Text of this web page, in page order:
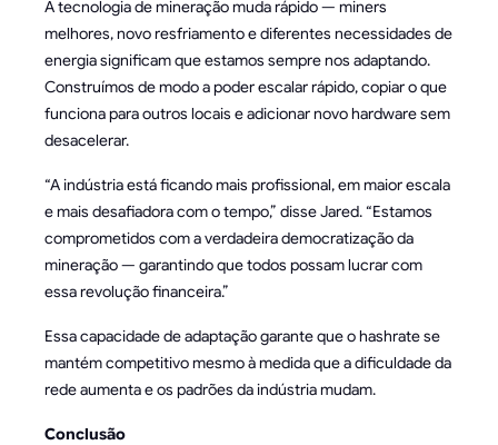
A tecnologia de mineração muda rápido — miners
melhores, novo resfriamento e diferentes necessidades de
energia significam que estamos sempre nos adaptando.
Construímos de modo a poder escalar rápido, copiar o que
funciona para outros locais e adicionar novo hardware sem
desacelerar.
“A indústria está ficando mais profissional, em maior escala
e mais desafiadora com o tempo,” disse Jared. “Estamos
comprometidos com a verdadeira democratização da
mineração — garantindo que todos possam lucrar com
essa revolução financeira.”
Essa capacidade de adaptação garante que o hashrate se
mantém competitivo mesmo à medida que a dificuldade da
rede aumenta e os padrões da indústria mudam.
Conclusão